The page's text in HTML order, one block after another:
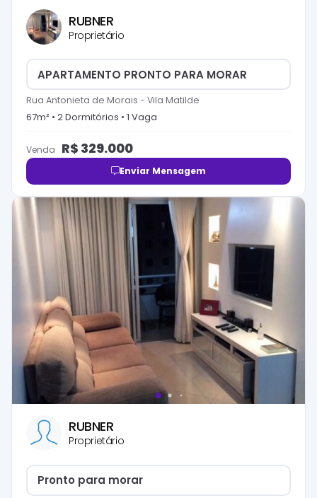
RUBNER
Proprietário
APARTAMENTO PRONTO PARA MORAR
Rua Antonieta de Morais - Vila Matilde
67m² • 2Dormitórios • 1 Vaga
Venda R$ 329.000
Enviar Mensagem
RUBNER
Proprietário
Pronto para morar